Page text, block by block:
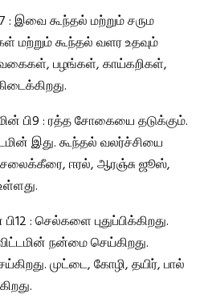
: இவை கூந்தல் மற்றும் சரும
கூந்தல் வளர உதவும்
பழங்கள், காய்கறிகள்,
பி9 : ரத்த சோகையை தடுக்கும்.
இது. கூந்தல் வலர்ச்சியை
ஈரல், ஆரஞ்சு ஜூஸ்,
: செல்களை புதுப்பிக்கிறது.
நன்மை செய்கிறது.
முட்டை, கோழி, தயிர், பால்